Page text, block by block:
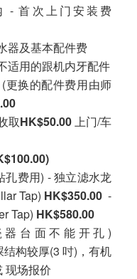
- 首次上门安装费
器及基本配件费
适用的跟机内牙配件
更换的配件费用由师
取HK$50.00上门/车
孔费用) - 独立滤水龙
Tap) HK$350.00-
Tap) HK$580.00
台面不能开孔)
构较厚(3 吋)，有机
现场报价